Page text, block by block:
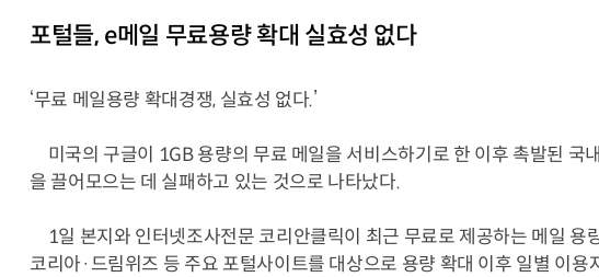
포털들, e메일 무료용량 확대 실효성 없다
‘무료 메일용량 확대경쟁, 실효성 없다.’
미국의 구글이 1GB 용량의 무료 메일을 서비스하기로 한 이후 촉발된 국
을 끌어모으는 데 실패하고 있는 것으로 나타났다.
1일 본지와 인터넷조사전문 코리안클릭이 최근 무료로 제공하는 메일 용
코리아·드림위즈 등 주요 포털사이트를 대상으로 용량 확대 이후 일별 이